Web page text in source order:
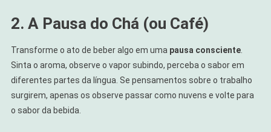
2. A Pausa do Chá (ou Café)
Transforme o ato de beber algo em uma pausa consciente.
Sinta o aroma, observe o vapor subindo, perceba o sabor em
diferentes partes da língua. Se pensamentos sobre o trabalho
surgirem, apenas os observe passar como nuvens e volte para
o sabor da bebida.